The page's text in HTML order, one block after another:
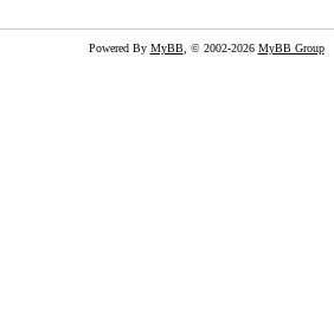
Powered By MyBB, © 2002-2026 MyBB Group